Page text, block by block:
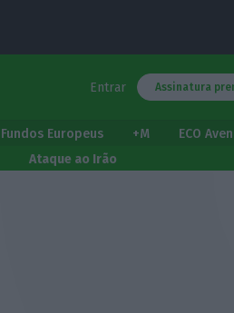
Entrar Assinatura
Fundos Europeus +M
ECO
Ataque ao Irão